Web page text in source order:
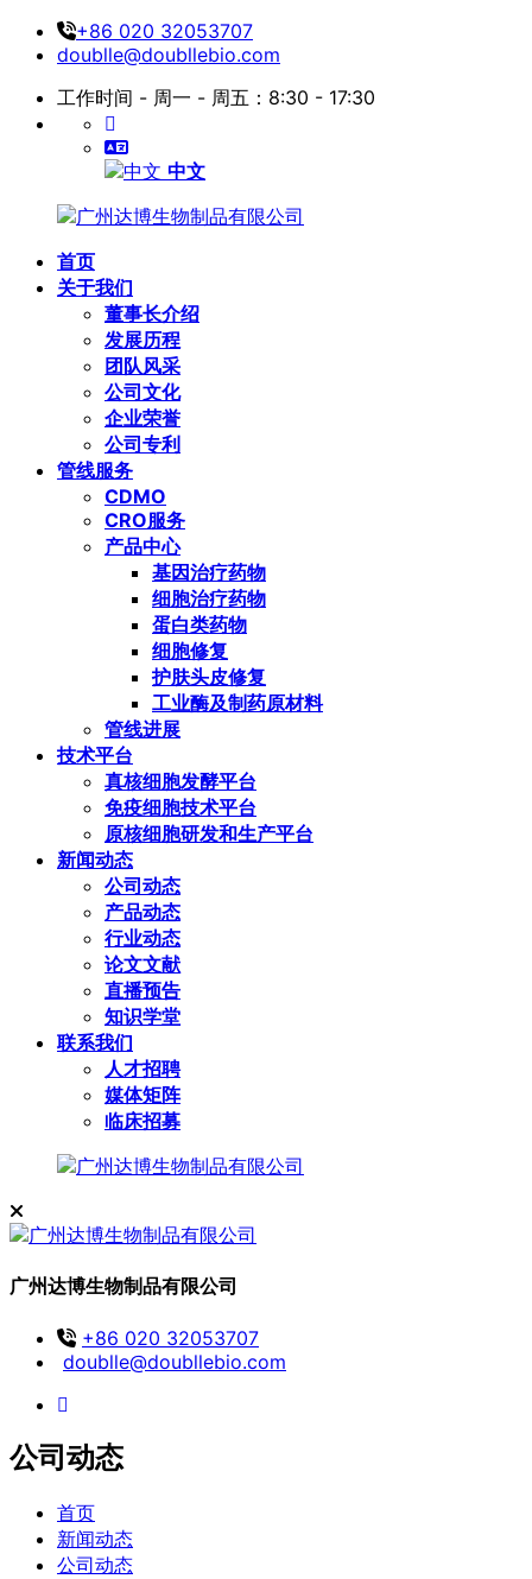
+86 020 32053707
doublle@doubllebio.com
工作时间 - 周一 - 周五：8:30 - 17:30
中文
首页
关于我们
董事长介绍
发展历程
团队风采
公司文化
企业荣誉
公司专利
管线服务
CDMO
CRO服务
产品中心
基因治疗药物
细胞治疗药物
蛋白类药物
细胞修复
护肤头皮修复
工业酶及制药原材料
管线进展
技术平台
真核细胞发酵平台
免疫细胞技术平台
原核细胞研发和生产平台
新闻动态
公司动态
产品动态
行业动态
论文文献
直播预告
知识学堂
联系我们
人才招聘
媒体矩阵
临床招募
广州达博生物制品有限公司
+86 020 32053707
doublle@doubllebio.com
公司动态
首页
新闻动态
公司动态